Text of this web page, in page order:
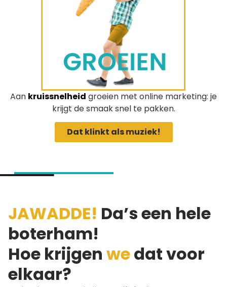
Aan kruissnelheid groeien met online marketing: je
krijgt de smaak snel te pakken.
Dat klinkt als muziek!
JAWADDE! Da’s een hele
boterham!
Hoe krijgen wedat voor
elkaar?